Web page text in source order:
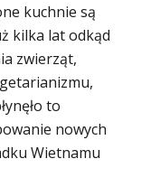
kuchnie są
kilka lat odkąd
zwierząt,
to
nowych
Wietnamu